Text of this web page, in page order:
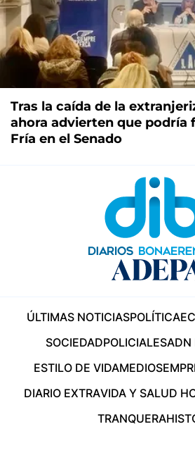
Tras la caída de la
ahora advierten que podría
Fría en el Senado
ÚLTIMAS NOTICIASPOLÍTICA
SOCIEDADPOLICIALESADN
ESTILO DE VIDAMEDIOS
DIARIO EXTRAVIDA Y SALUD
TRANQUERA